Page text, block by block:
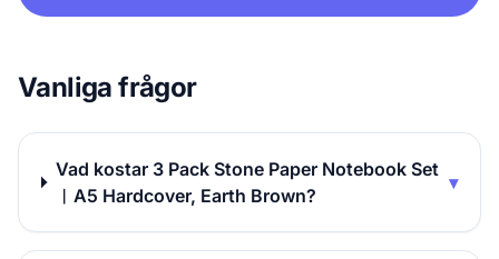
Vanliga frågor
Vad kostar 3 Pack Stone Paper Notebook Set
︱A5 Hardcover, Earth Brown?
▾